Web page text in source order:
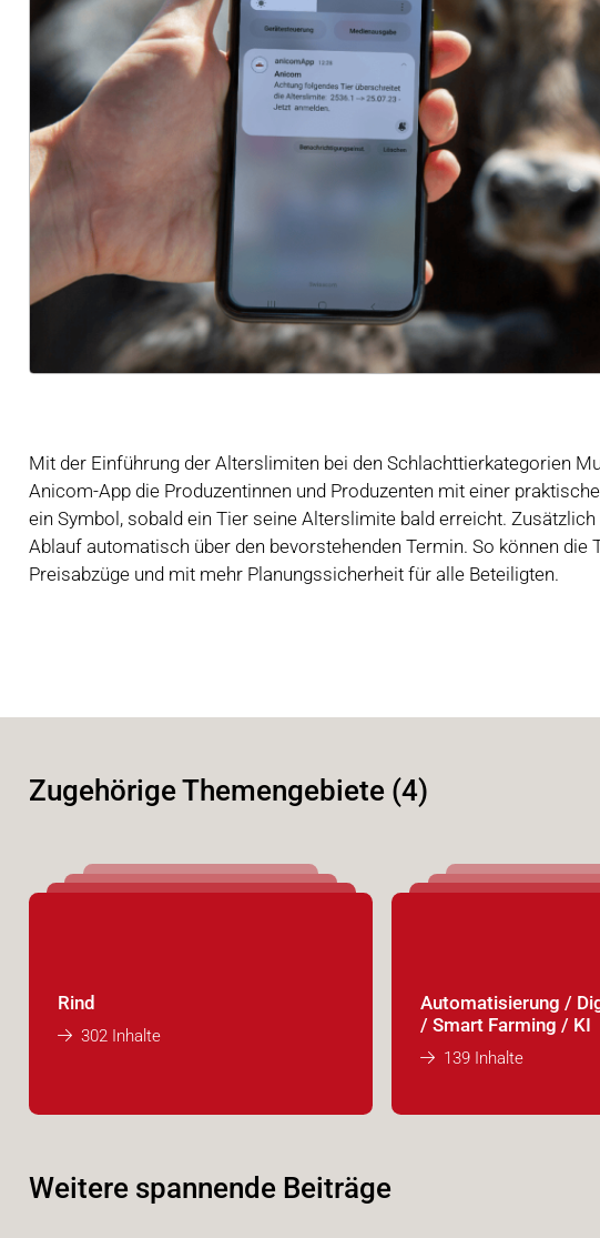
Mit der Einführung der Alterslimiten bei den Schlachttierkategorien
Anicom-App die Produzentinnen und Produzenten mit einer
ein Symbol, sobald ein Tier seine Alterslimite bald erreicht.
Ablauf automatisch über den bevorstehenden Termin. So können
Preisabzüge und mit mehr Planungssicherheit für alle Beteiligten.
Zugehörige Themengebiete (4)
Rind
302 Inhalte
Automatisierung /
/ Smart Farming / KI
139 Inhalte
Weitere spannende Beiträge